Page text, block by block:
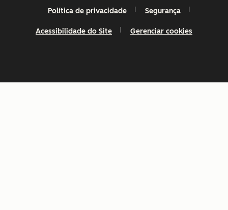
Política de privacidade Segurança
Acessibilidade do Site Gerenciar cookies